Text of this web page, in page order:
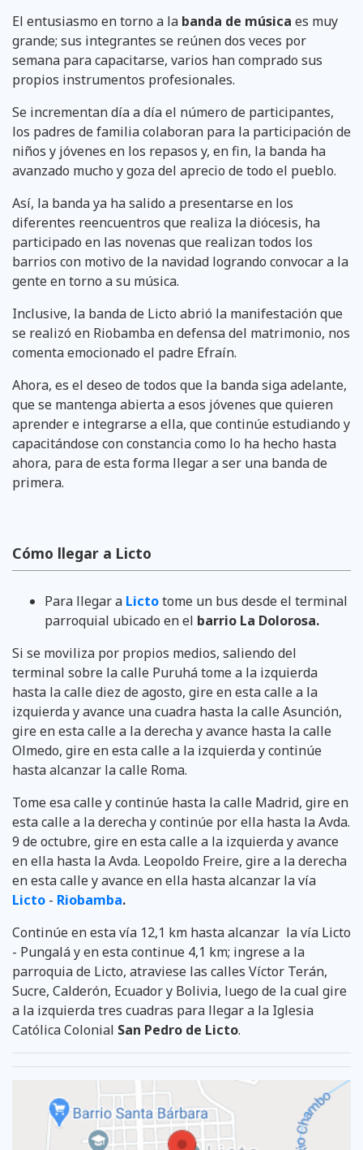
El entusiasmo en torno a la banda de música es muy
grande; sus integrantes se reúnen dos veces por
semana para capacitarse, varios han comprado sus
propios instrumentos profesionales.
Se incrementan día a día el número de participantes,
los padres de familia colaboran para la participación de
niños y jóvenes en los repasos y, en fin, la banda ha
avanzado mucho y goza del aprecio de todo el pueblo.
Así, la banda ya ha salido a presentarse en los
diferentes reencuentros que realiza la diócesis, ha
participado en las novenas que realizan todos los
barrios con motivo de la navidad logrando convocar a la
gente en torno a su música.
Inclusive, la banda de Licto abrió la manifestación que
se realizó en Riobamba en defensa del matrimonio, nos
comenta emocionado el padre Efraín.
Ahora, es el deseo de todos que la banda siga adelante,
que se mantenga abierta a esos jóvenes que quieren
aprender e integrarse a ella, que continúe estudiando y
capacitándose con constancia como lo ha hecho hasta
ahora, para de esta forma llegar a ser una banda de
primera.
Cómo llegar a Licto
Para llegar a Lictotome un bus desde el terminal
parroquial ubicado en el barrio La Dolorosa.
Si se moviliza por propios medios, saliendo del
terminal sobre la calle Puruhá tome a la izquierda
hasta la calle diez de agosto, gire en esta calle a la
izquierda y avance una cuadra hasta la calle Asunción,
gire en esta calle a la derecha y avance hasta la calle
Olmedo, gire en esta calle a la izquierda y continúe
hasta alcanzar la calle Roma.
Tome esa calle y continúe hasta la calle Madrid, gire en
esta calle a la derecha y continúe por ella hasta la Avda.
9 de octubre, gire en esta calle a la izquierda y avance
en ella hasta la Avda. Leopoldo Freire, gire a la derecha
en esta calle y avance en ella hasta alcanzar la vía
Licto - Riobamba.
Continúe en esta vía 12,1 km hasta alcanzar la vía Licto
- Pungalá y en esta continue 4,1 km; ingrese a la
parroquia de Licto, atraviese las calles Víctor Terán,
Sucre, Calderón, Ecuador y Bolivia, luego de la cual gire
a la izquierda tres cuadras para llegar a la Iglesia
Católica Colonial San Pedro de Licto.